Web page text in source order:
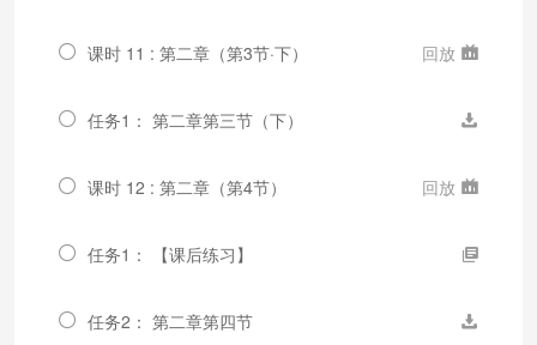
课时 11 : 第二章（第3节·下） 回放
任务1： 第二章第三节（下）
课时 12 : 第二章（第4节） 回放
任务1： 【课后练习】
任务2： 第二章第四节